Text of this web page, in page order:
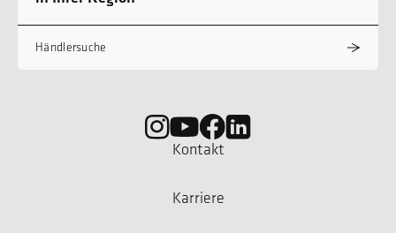
Händlersuche
Kontakt
Karriere